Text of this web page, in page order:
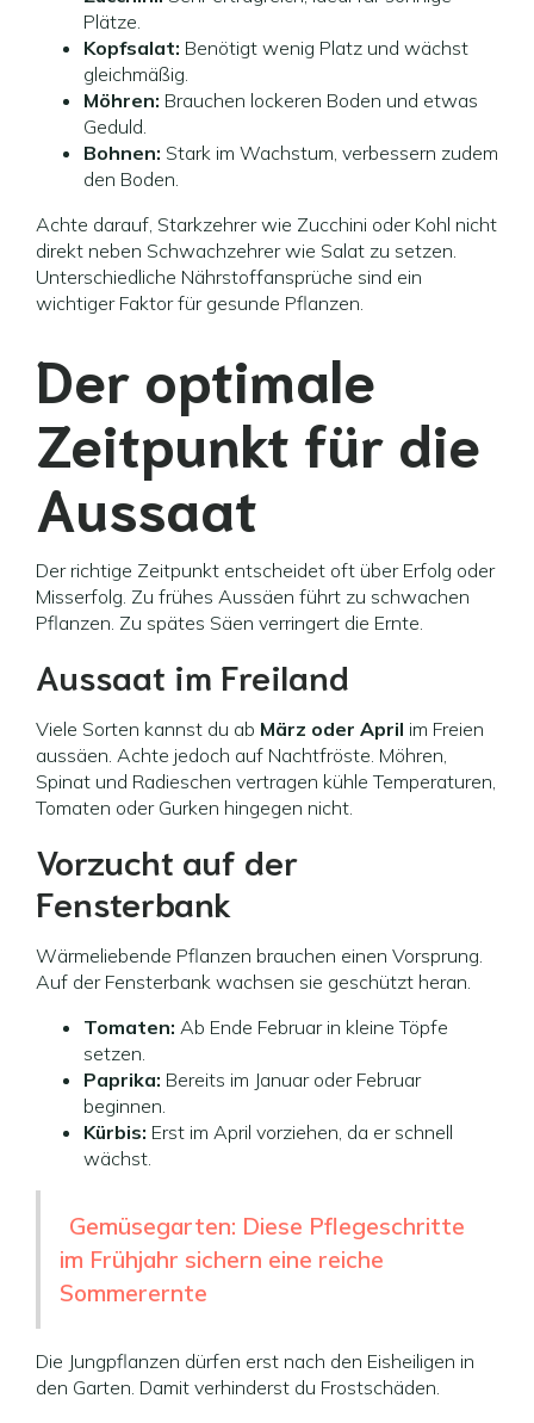
Plätze.
Kopfsalat: Benötigt wenig Platz und wächst
gleichmäßig.
Möhren: Brauchen lockeren Boden und etwas
Geduld.
Bohnen: Stark im Wachstum, verbessern zudem
den Boden.
Achte darauf, Starkzehrer wie Zucchini oder Kohl nicht
direkt neben Schwachzehrer wie Salat zu setzen.
Unterschiedliche Nährstoffansprüche sind ein
wichtiger Faktor für gesunde Pflanzen.
Der optimale
Zeitpunkt für die
Aussaat
Der richtige Zeitpunkt entscheidet oft über Erfolg oder
Misserfolg. Zu frühes Aussäen führt zu schwachen
Pflanzen. Zu spätes Säen verringert die Ernte.
Aussaat im Freiland
Viele Sorten kannst du ab März oder April im Freien
aussäen. Achte jedoch auf Nachtfröste. Möhren,
Spinat und Radieschen vertragen kühle Temperaturen,
Tomaten oder Gurken hingegen nicht.
Vorzucht auf der
Fensterbank
Wärmeliebende Pflanzen brauchen einen Vorsprung.
Auf der Fensterbank wachsen sie geschützt heran.
Tomaten: Ab Ende Februar in kleine Töpfe
setzen.
Paprika: Bereits im Januar oder Februar
beginnen.
Kürbis: Erst im April vorziehen, da er schnell
wächst.
Gemüsegarten: Diese Pflegeschritte
im Frühjahr sichern eine reiche
Sommerernte
Die Jungpflanzen dürfen erst nach den Eisheiligen in
den Garten. Damit verhinderst du Frostschäden.